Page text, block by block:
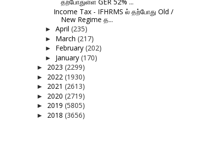
Income Tax - IFHRMS ல் தற்போது Old /
New Regime த...
► April (235)
► March (217)
► February (202)
► January (170)
► 2023 (2299)
► 2022 (1930)
► 2021 (2613)
► 2020 (2719)
► 2019 (5805)
► 2018 (3656)